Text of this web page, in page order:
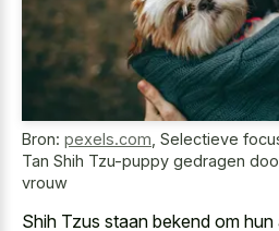
Bron: pexels.com Selectieve
Tan Shih Tzu-puppy gedragen
vrouw
Shih Tzus staan bekend om hun